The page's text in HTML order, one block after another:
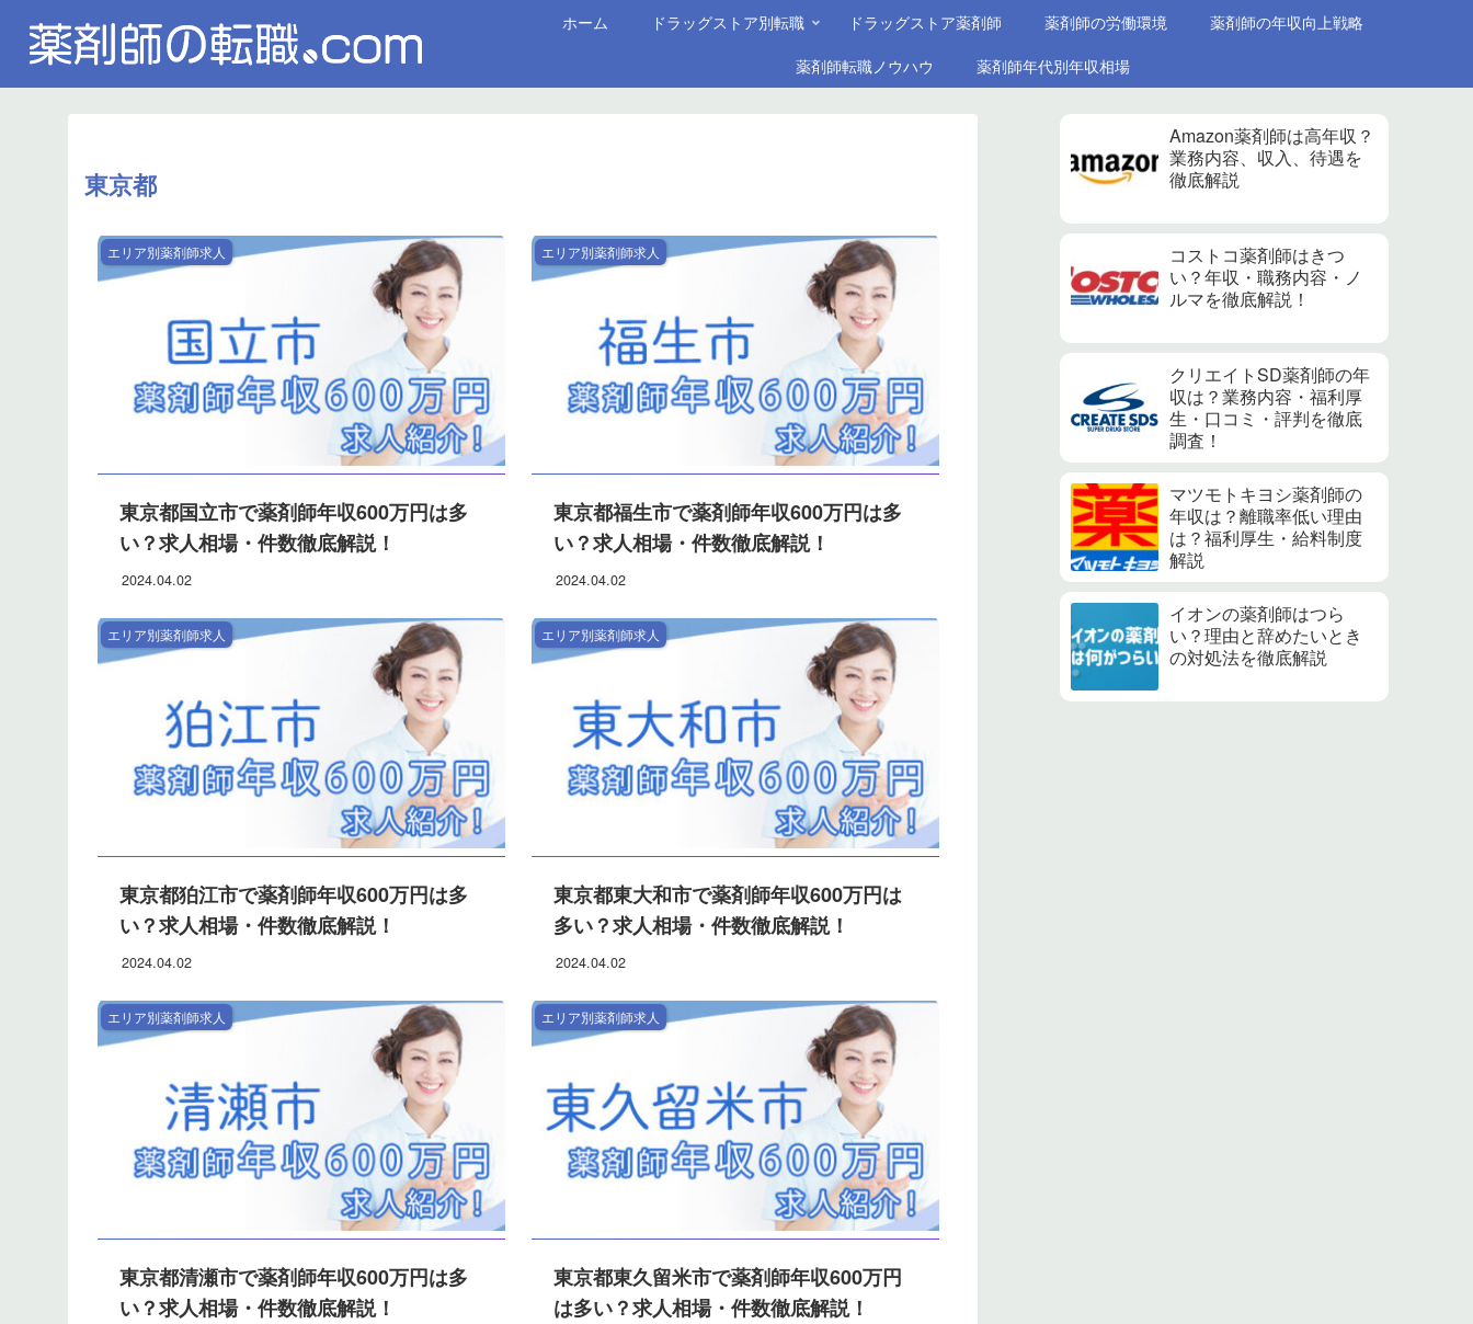
ホーム ドラッグストア別転職 ドラッグストア薬剤師 薬剤師の労働環境
薬剤師の年収向上戦略
薬剤師転職ノウハウ
薬剤師年代別年収相場
東京都
エリア別薬剤師求人
東京都国立市で薬剤師年収600万円は多
い？求人相場・件数徹底解説！
2024.04.02
エリア別薬剤師求人
東京都福生市で薬剤師年収600万円は多
い？求人相場・件数徹底解説！
2024.04.02
エリア別薬剤師求人
東京都狛江市で薬剤師年収600万円は多
い？求人相場・件数徹底解説！
2024.04.02
エリア別薬剤師求人
東京都東大和市で薬剤師年収600万円は
多い？求人相場・件数徹底解説！
2024.04.02
エリア別薬剤師求人
東京都清瀬市で薬剤師年収600万円は多
い？求人相場・件数徹底解説！
エリア別薬剤師求人
東京都東久留米市で薬剤師年収600万円
は多い？求人相場・件数徹底解説！
Amazon薬剤師は高年収？
業務内容、収入、待遇を
徹底解説
コストコ薬剤師はきつ
い？年収・職務内容・ノ
ルマを徹底解説！
クリエイトSD薬剤師の年
収は？業務内容・福利厚
生・口コミ・評判を徹底
調査！
マツモトキヨシ薬剤師の
年収は？離職率低い理由
は？福利厚生・給料制度
解説
イオンの薬剤師はつら
い？理由と辞めたいとき
の対処法を徹底解説